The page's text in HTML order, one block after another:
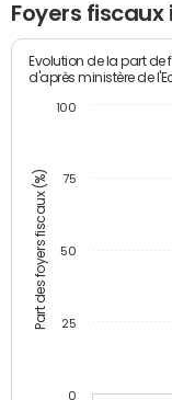
Foyers fiscaux
Part des foyers fiscaux (%)
Evolution de la part de
d'après ministère de
0
25
50
75
100